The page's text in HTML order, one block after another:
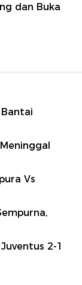
dan Buka
Bantai
Vs
2-1